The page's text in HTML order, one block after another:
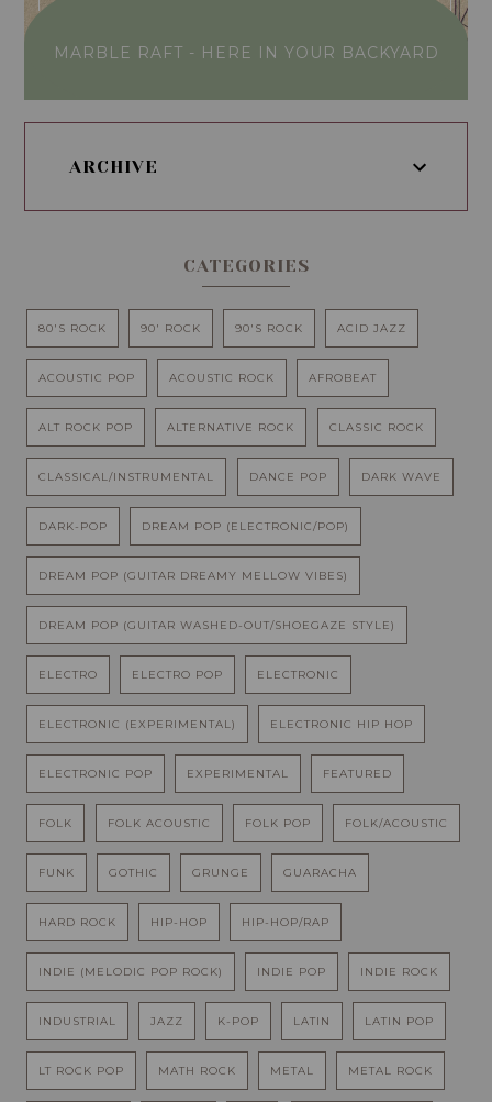
MARBLE RAFT - HERE IN YOUR BACKYARD
ARCHIVE
CATEGORIES
80'S ROCK 90' ROCK 90'S ROCK ACID JAZZ
ACOUSTIC POP ACOUSTIC ROCK AFROBEAT
ALT ROCK POP ALTERNATIVE ROCK CLASSIC ROCK
CLASSICAL/INSTRUMENTAL DANCE POP DARK WAVE
DARK-POP DREAM POP (ELECTRONIC/POP)
DREAM POP (GUITAR DREAMY MELLOW VIBES)
DREAM POP (GUITAR WASHED-OUT/SHOEGAZE STYLE)
ELECTRO ELECTRO POP ELECTRONIC
ELECTRONIC (EXPERIMENTAL) ELECTRONIC HIP HOP
ELECTRONIC POP EXPERIMENTAL FEATURED
FOLK FOLK ACOUSTIC FOLK POP FOLK/ACOUSTIC
FUNK GOTHIC GRUNGE GUARACHA
HARD ROCK HIP-HOP HIP-HOP/RAP
INDIE (MELODIC POP ROCK) INDIE POP INDIE ROCK
INDUSTRIAL JAZZ K-POP LATIN LATIN POP
LT ROCK POP MATH ROCK METAL METAL ROCK